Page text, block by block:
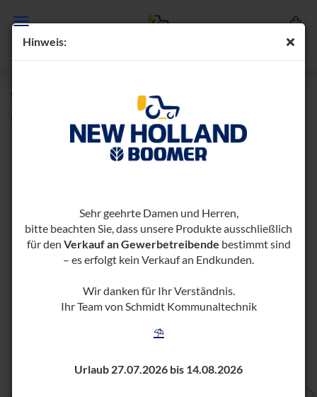
Hin­weis:
Sehr geehrte Damen und Herren,
bitte beachten Sie, dass unsere Produkte ausschließlich
für den Verkauf an Gewerbetreibende bestimmt sind
– es erfolgt kein Verkauf an Endkunden.
Wir danken für Ihr Verständnis.
Ihr Team von Schmidt Kommunaltechnik
⛱️
Urlaub 27.07.2026 bis 14.08.2026
WILD­KRAUT­BÜRS­TE WKB H750
1001173-​1000405)